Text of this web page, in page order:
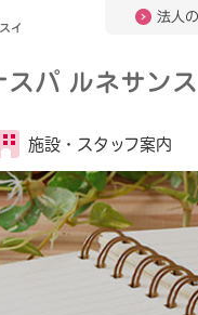
イ
法人
スパ ルネサン
施設・ スタッフ案内